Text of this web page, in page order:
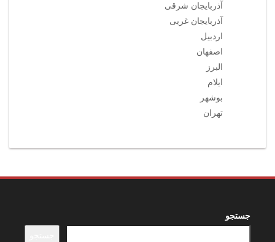
آذربایجان شرقی
آذربایجان غربی
اردبیل
اصفهان
البرز
ایلام
بوشهر
تهران
جستجو